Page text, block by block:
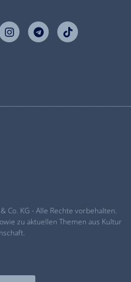
Co. KG - Alle Rechte vorbehalten.
zu aktuellen Themen aus Kultur